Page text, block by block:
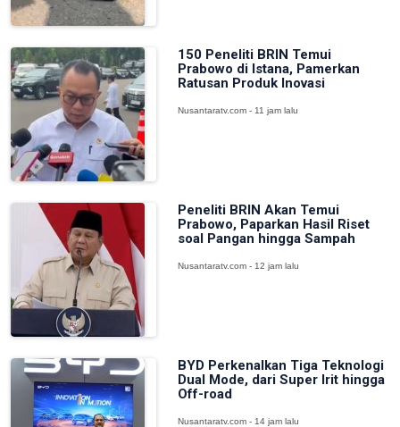
150 Peneliti BRIN Temui
Prabowo di Istana, Pamerkan
Ratusan Produk Inovasi
Nusantaratv.com - 11 jam lalu
Peneliti BRIN Akan Temui
Prabowo, Paparkan Hasil Riset
soal Pangan hingga Sampah
Nusantaratv.com - 12 jam lalu
BYD Perkenalkan Tiga Teknologi
Dual Mode, dari Super Irit hingga
Off-road
Nusantaratv.com - 14 jam lalu